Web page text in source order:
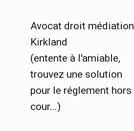
Avocat droit médiation
Kirkland
(entente à l'amiable,
trouvez une solution
pour le réglement hors
cour...)